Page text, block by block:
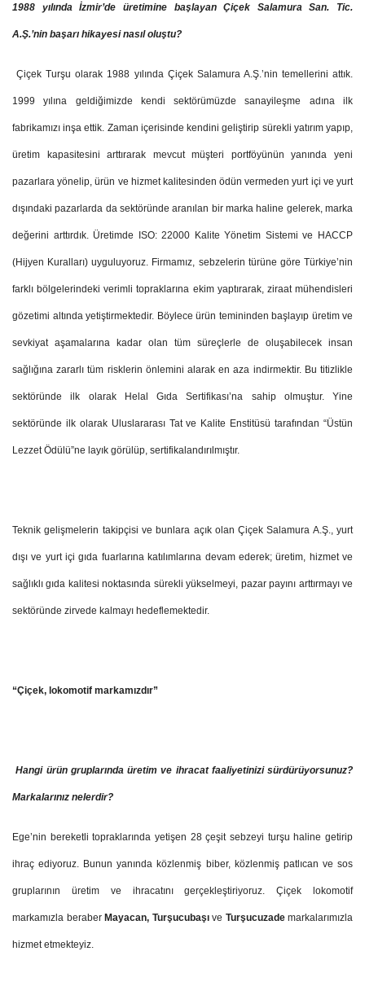
1988 yılında İzmir’de üretimine başlayan Çiçek Salamura San. Tic.
A.Ş.’nin başarı hikayesi nasıl oluştu?
Çiçek Turşu olarak 1988 yılında Çiçek Salamura A.Ş.’nin temellerini attık.
1999 yılına geldiğimizde kendi sektörümüzde sanayileşme adına ilk
fabrikamızı inşa ettik. Zaman içerisinde kendini geliştirip sürekli yatırım yapıp,
üretim kapasitesini arttırarak mevcut müşteri portföyünün yanında yeni
pazarlara yönelip, ürün ve hizmet kalitesinden ödün vermeden yurt içi ve yurt
dışındaki pazarlarda da sektöründe aranılan bir marka haline gelerek, marka
değerini arttırdık. Üretimde ISO: 22000 Kalite Yönetim Sistemi ve HACCP
(Hijyen Kuralları) uyguluyoruz. Firmamız, sebzelerin türüne göre Türkiye’nin
farklı bölgelerindeki verimli topraklarına ekim yaptırarak, ziraat mühendisleri
gözetimi altında yetiştirmektedir. Böylece ürün temininden başlayıp üretim ve
sevkiyat aşamalarına kadar olan tüm süreçlerle de oluşabilecek insan
sağlığına zararlı tüm risklerin önlemini alarak en aza indirmektir. Bu titizlikle
sektöründe ilk olarak Helal Gıda Sertifikası’na sahip olmuştur. Yine
sektöründe ilk olarak Uluslararası Tat ve Kalite Enstitüsü tarafından “Üstün
Lezzet Ödülü”ne layık görülüp, sertifikalandırılmıştır.
Teknik gelişmelerin takipçisi ve bunlara açık olan Çiçek Salamura A.Ş., yurt
dışı ve yurt içi gıda fuarlarına katılımlarına devam ederek; üretim, hizmet ve
sağlıklı gıda kalitesi noktasında sürekli yükselmeyi, pazar payını arttırmayı ve
sektöründe zirvede kalmayı hedeflemektedir.
“Çiçek, lokomotif markamızdır”
Hangi ürün gruplarında üretim ve ihracat faaliyetinizi sürdürüyorsunuz?
Markalarınız nelerdir?
Ege’nin bereketli topraklarında yetişen 28 çeşit sebzeyi turşu haline getirip
ihraç ediyoruz. Bunun yanında közlenmiş biber, közlenmiş patlıcan ve sos
gruplarının üretim ve ihracatını gerçekleştiriyoruz. Çiçek lokomotif
markamızla beraber Mayacan, Turşucubaşı ve Turşucuzademarkalarımızla
hizmet etmekteyiz.